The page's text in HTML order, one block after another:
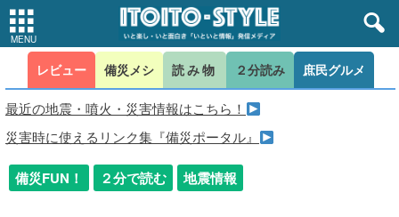
レビュー 備災メシ 読み物 ２分読み 庶民グルメ
最近の地震・噴火・災害情報はこちら！
災害時に使えるリンク集『備災ポータル』
備災FUN！ ２分で読む 地震情報